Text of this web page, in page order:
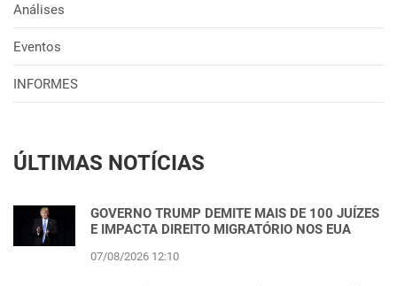
Análises
Eventos
INFORMES
ÚLTIMAS NOTÍCIAS
GOVERNO TRUMP DEMITE MAIS DE 100 JUÍZES
E IMPACTA DIREITO MIGRATÓRIO NOS EUA
07/08/2026 12:10